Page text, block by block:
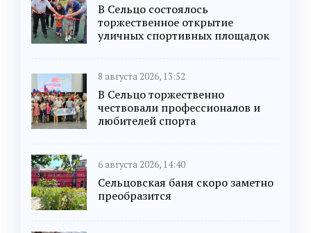
В Сельцо состоялось
торжественное открытие
уличных спортивных площадок
8 августа 2026, 13:52
В Сельцо торжественно
чествовали профессионалов и
любителей спорта
6 августа 2026, 14:40
Сельцовская баня скоро заметно
преобразится